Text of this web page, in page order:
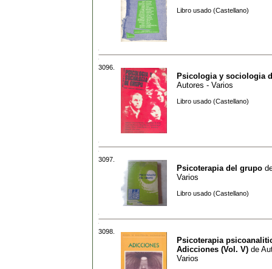
Libro usado (Castellano)
3096.
Psicologia y sociologia
Autores - Varios
Libro usado (Castellano)
3097.
Psicoterapia del grupo
Varios
Libro usado (Castellano)
3098.
Psicoterapia
Adicciones (Vol. V) de
Varios